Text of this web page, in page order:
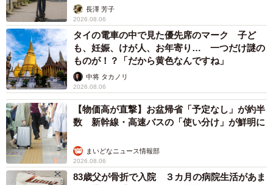
説】長澤 芳子
2026.08.06
タイの電車の中で見た優先席のマーク 子ど
も、妊娠、けが人、お年寄り… 一つだけ謎の
ものが！？「だから黄色なんですね」
中将 タカノリ
2026.08.06
【物価高が直撃】お盆帰省「予定なし」が約半
数 新幹線・高速バスの「使い分け」が鮮明に
まいどなニュース情報部
2026.08.06
83歳父が骨折で入院 ３カ月の病院生活があま